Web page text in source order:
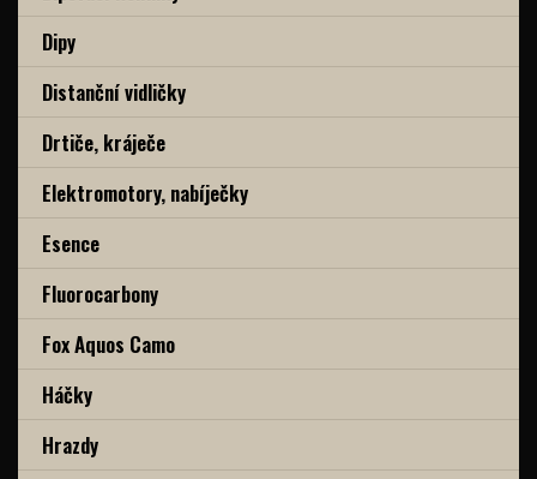
Dipy
Distanční vidličky
Drtiče, kráječe
Elektromotory, nabíječky
Esence
Fluorocarbony
Fox Aquos Camo
Háčky
Hrazdy